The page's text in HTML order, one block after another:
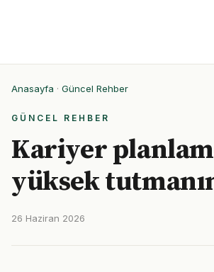
Anasayfa · Güncel Rehber
GÜNCEL REHBER
Kariyer
yüksek
26 Haziran 2026